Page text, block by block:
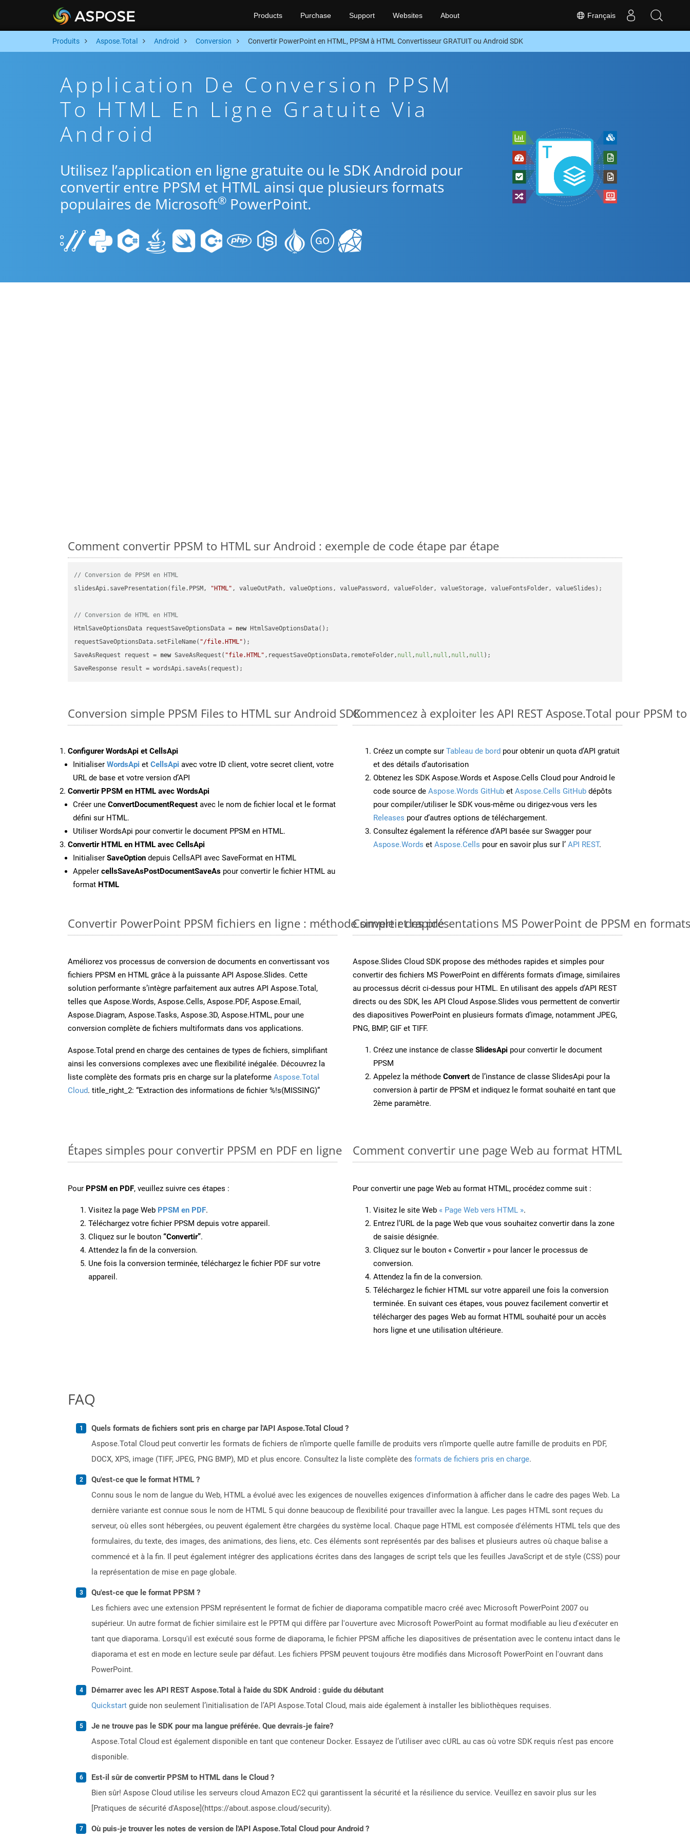
Français
Products Purchase Support Websites About
Produits Aspose.Total Android Conversion Convertir PowerPoint en HTML, PPSM à HTML Convertisseur GRATUIT ou Android SDK
Application De Conversion PPSM
To HTML En Ligne Gratuite Via
Android
Utilisez l’application en ligne gratuite ou le SDK Android pour
convertir entre PPSM et HTML ainsi que plusieurs formats
populaires de Microsoft® PowerPoint.
Comment convertir PPSM to HTML sur Android : exemple de code étape par étape
// Conversion de PPSM en HTML
slidesApi.savePresentation(file.PPSM,
"HTML" , valueOutPath, valueOptions, valuePassword, valueFolder, valueStorage, valueFontsFolder, valueSlides);
// Conversion de HTML en HTML
HtmlSaveOptionsData requestSaveOptionsData = new HtmlSaveOptionsData();
requestSaveOptionsData.setFileName( "/file.HTML" );
SaveAsRequest request = new SaveAsRequest( "file.HTML" ,requestSaveOptionsData,remoteFolder, null , null , null , null , null );
Conversion simple PPSM Files to HTML sur Android SDK
Configurer WordsApi et CellsApi
Initialiser WordsApi et CellsApi avec votre ID client, votre secret client, votre
URL de base et votre version d’API
Convertir PPSM en HTML avec WordsApi
Créer une ConvertDocumentRequest avec le nom de fichier local et le format
défini sur HTML.
Utiliser WordsApi pour convertir le document PPSM en HTML.
Convertir HTML en HTML avec CellsApi
Initialiser SaveOption depuis CellsAPI avec SaveFormat en HTML
Appeler cellsSaveAsPostDocumentSaveAs pour convertir le fichier HTML au
format HTML
Commencez à exploiter les API REST Aspose.Total pour PPSM to
Créez un compte sur Tableau de bord pour obtenir un quota d’API gratuit
et des détails d’autorisation
Obtenez les SDK Aspose.Words et Aspose.Cells Cloud pour Android le
code source de Aspose.Words GitHub et Aspose.Cells GitHub dépôts
pour compiler/utiliser le SDK vous-même ou dirigez-vous vers les
Releases pour d’autres options de téléchargement.
Consultez également la référence d’API basée sur Swagger pour
Aspose.Words et Aspose.Cells pour en savoir plus sur l’ API REST.
Convertir PowerPoint PPSM fichiers en ligne : méthode simple et rapide
Améliorez vos processus de conversion de documents en convertissant vos
fichiers PPSM en HTML grâce à la puissante API Aspose.Slides. Cette
solution performante s’intègre parfaitement aux autres API Aspose.Total,
telles que Aspose.Words, Aspose.Cells, Aspose.PDF, Aspose.Email,
Aspose.Diagram, Aspose.Tasks, Aspose.3D, Aspose.HTML, pour une
conversion complète de fichiers multiformats dans vos applications.
Aspose.Total prend en charge des centaines de types de fichiers, simplifiant
ainsi les conversions complexes avec une flexibilité inégalée. Découvrez la
liste complète des formats pris en charge sur la plateforme Aspose.Total
Cloud. title_right_2: “Extraction des informations de fichier %!s(MISSING)”
Convertir des présentations MS PowerPoint de PPSM en
Aspose.Slides Cloud SDK propose des méthodes rapides et simples pour
convertir des fichiers MS PowerPoint en différents formats d’image, similaires
au processus décrit ci-dessus pour HTML. En utilisant des appels d’API REST
directs ou des SDK, les API Cloud Aspose.Slides vous permettent de convertir
des diapositives PowerPoint en plusieurs formats d’image, notamment JPEG,
PNG, BMP, GIF et TIFF.
Créez une instance de classe SlidesApi pour convertir le document
PPSM
Appelez la méthode Convert de l’instance de classe SlidesApi pour la
conversion à partir de PPSM et indiquez le format souhaité en tant que
2ème paramètre.
Étapes simples pour convertir PPSM en PDF en ligne
Pour PPSM en PDF, veuillez suivre ces étapes :
Visitez la page Web PPSM en PDF.
Téléchargez votre fichier PPSM depuis votre appareil.
Cliquez sur le bouton “Convertir”.
Attendez la fin de la conversion.
Une fois la conversion terminée, téléchargez le fichier PDF sur votre
appareil.
Comment convertir une page Web au format HTML
Pour convertir une page Web au format HTML, procédez comme suit :
Visitez le site Web « Page Web vers HTML ».
Entrez l’URL de la page Web que vous souhaitez convertir dans la zone
de saisie désignée.
Cliquez sur le bouton « Convertir » pour lancer le processus de
conversion.
Attendez la fin de la conversion.
Téléchargez le fichier HTML sur votre appareil une fois la conversion
terminée. En suivant ces étapes, vous pouvez facilement convertir et
télécharger des pages Web au format HTML souhaité pour un accès
hors ligne et une utilisation ultérieure.
FAQ
Quels formats de fichiers sont pris en charge par l'API Aspose.Total Cloud ?
Aspose.Total Cloud peut convertir les formats de fichiers de n’importe quelle famille de produits vers n’importe quelle autre famille de produits en PDF,
DOCX, XPS, image (TIFF, JPEG, PNG BMP), MD et plus encore. Consultez la liste complète des formats de fichiers pris en charge.
Qu'est-ce que le format HTML ?
Connu sous le nom de langue du Web, HTML a évolué avec les exigences de nouvelles exigences d'information à afficher dans le cadre des pages Web. La
dernière variante est connue sous le nom de HTML 5 qui donne beaucoup de flexibilité pour travailler avec la langue. Les pages HTML sont reçues du
serveur, où elles sont hébergées, ou peuvent également être chargées du système local. Chaque page HTML est composée d'éléments HTML tels que des
formulaires, du texte, des images, des animations, des liens, etc. Ces éléments sont représentés par des balises et plusieurs autres où chaque balise a
commencé et à la fin. Il peut également intégrer des applications écrites dans des langages de script tels que les feuilles JavaScript et de style (CSS) pour
la représentation de mise en page globale.
Qu'est-ce que le format PPSM ?
Les fichiers avec une extension PPSM représentent le format de fichier de diaporama compatible macro créé avec Microsoft PowerPoint 2007 ou
supérieur. Un autre format de fichier similaire est le PPTM qui diffère par l'ouverture avec Microsoft PowerPoint au format modifiable au lieu d'exécuter en
tant que diaporama. Lorsqu'il est exécuté sous forme de diaporama, le fichier PPSM affiche les diapositives de présentation avec le contenu intact dans le
diaporama et est en mode en lecture seule par défaut. Les fichiers PPSM peuvent toujours être modifiés dans Microsoft PowerPoint en l'ouvrant dans
PowerPoint.
Démarrer avec les API REST Aspose.Total à l'aide du SDK Android : guide du débutant
Quickstart guide non seulement l’initialisation de l’API Aspose.Total Cloud, mais aide également à installer les bibliothèques requises.
Je ne trouve pas le SDK pour ma langue préférée. Que devrais-je faire?
Aspose.Total Cloud est également disponible en tant que conteneur Docker. Essayez de l’utiliser avec cURL au cas où votre SDK requis n’est pas encore
disponible.
Est-il sûr de convertir PPSM to HTML dans le Cloud ?
Bien sûr! Aspose Cloud utilise les serveurs cloud Amazon EC2 qui garantissent la sécurité et la résilience du service. Veuillez en savoir plus sur les
[Pratiques de sécurité d'Aspose](https://about.aspose.cloud/security).
Où puis-je trouver les notes de version de l'API Aspose.Total Cloud pour Android ?